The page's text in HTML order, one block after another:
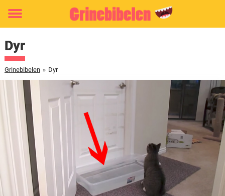
Toggle
Dyr
Grinebibelen » Dyr